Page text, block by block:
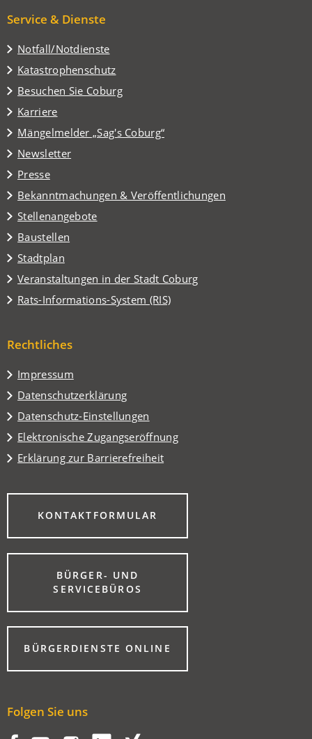
Service & Dienste
Notfall/Notdienste
Katastrophenschutz
Besuchen Sie Coburg
(Öffnet
in
einem
neuen
Tab)
Karriere
Mängelmelder „Sag's Coburg“
(Öffnet
in
einem
neuen
Tab)
Newsletter
Presse
Bekanntmachungen & Veröffentlichungen
Stellenangebote
Baustellen
Stadtplan
(Öffnet
in
einem
neuen
Veranstaltungen in der Stadt Coburg
(Öffnet
in
einem
Tab)
Rats-Informations-System (RIS)
(Öffnet
neuen
Rechtliches
Impressum
Datenschutzerklärung
Datenschutz-Einstellungen
Elektronische Zugangseröffnung
Erklärung zur Barrierefreiheit
KONTAKTFORMULAR
(ÖFFNET
NEUEN
BÜRGER- UND
SERVICEBÜROS
(ÖFFNET
EINEM
NEUEN
TAB)BÜRGERDIENSTE ONLINE
(ÖFFNET
EINEM
Folgen Sie uns